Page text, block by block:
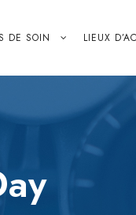
DE SOIN LIEUX